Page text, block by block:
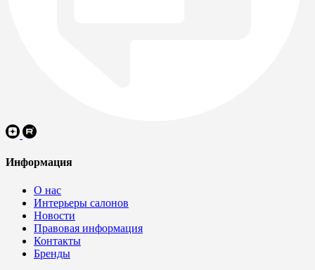
Информация
О нас
Интерьеры салонов
Новости
Правовая информация
Контакты
Бренды